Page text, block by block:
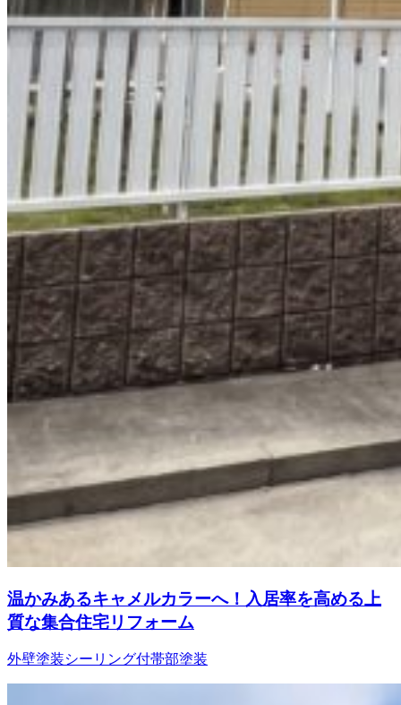
温かみあるキャメルカラーへ！入居率を高める上
質な集合住宅リフォーム
外壁塗装シーリング付帯部塗装